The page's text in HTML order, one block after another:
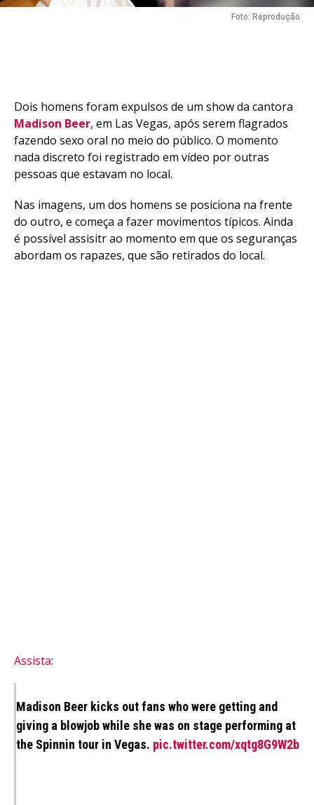
Foto: Reprodução
Dois homens foram expulsos de um show da cantora
Madison Beer, em Las Vegas, após serem flagrados
fazendo sexo oral no meio do público. O momento
nada discreto foi registrado em vídeo por outras
pessoas que estavam no local.
Nas imagens, um dos homens se posiciona na frente
do outro, e começa a fazer movimentos típicos. Ainda
é possível assisitr ao momento em que os seguranças
abordam os rapazes, que são retirados do local.
Assista:
Madison Beer kicks out fans who were getting and
giving a blowjob while she was on stage performing at
the Spinnin tour in Vegas. pic.twitter.com/xqtg8G9W2b